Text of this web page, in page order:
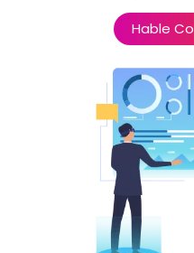
Hable